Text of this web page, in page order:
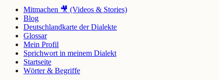
Mitmachen 🎥 (Videos & Stories)
Blog
Deutschlandkarte der Dialekte
Glossar
Mein Profil
Sprichwort in meinem Dialekt
Startseite
Wörter & Begriffe